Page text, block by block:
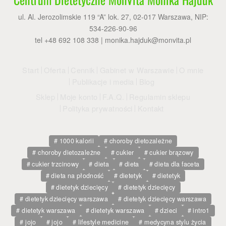
ul. Al. Jerozolimskie 119 “A” lok. 27, 02-017 Warszawa, NIP:
534-226-90-96
tel +48 692 108 338 | monika.hajduk@monvita.pl
1000 kalorii
choroby dietozależne
choroby dietozależne
cukier
cukier brązowy
cukier trzcinowy
dieta dieta
dieta dla faceta
dieta na płodność
dietetyk
dietetyk
dietetyk dziecięcy
dietetyk dziecięcy
dietetyk dziecięcy warszawa
dietetyk dziecięcy warszawa
dietetyk warszawa
dietetyk warszawa dzieci
intro1
jojo
jojo lifestyle medicine medycyna stylu życia